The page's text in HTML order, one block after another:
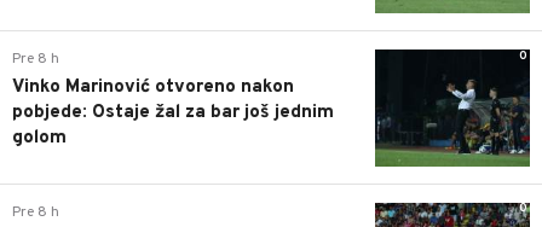
0
Pre 8 h
Vinko Marinović otvoreno nakon
pobjede: Ostaje žal za bar još jednim
golom
0
Pre 8 h